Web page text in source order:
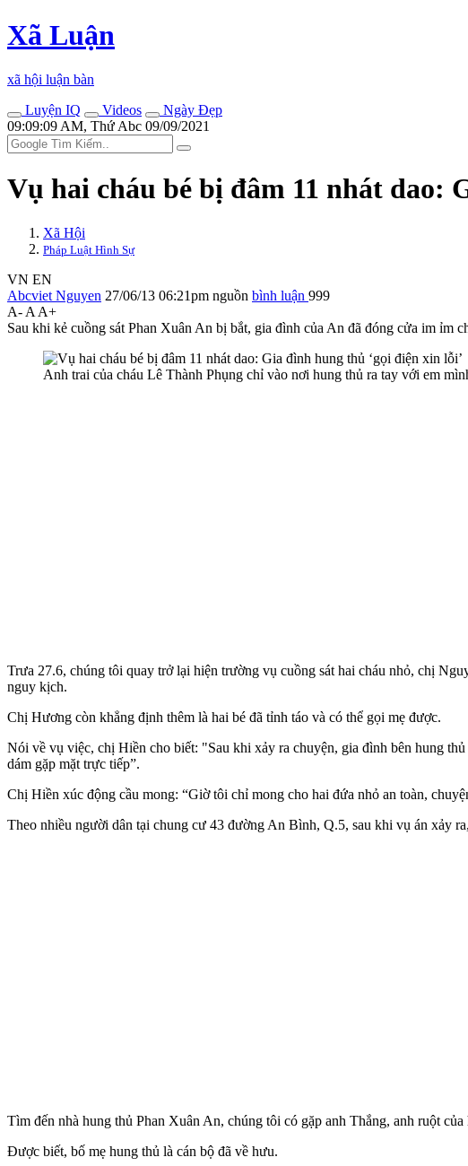
Xã Luận
xã hội luận bàn
Luyện IQ
Videos
Ngày Đẹp
09:09:09 AM, Thứ Abc 09/09/2021
Vụ hai cháu bé bị đâm 11 nhát dao:
Xã Hội
Pháp Luật Hình Sự
VN EN
Abcviet Nguyen 27/06/13 06:21pm nguồn bình luận 999
A- A A+
Sau khi kẻ cuồng sát Phan Xuân An bị bắt, gia đình của An đã đóng cửa im ỉm
Anh trai của cháu Lê Thành Phụng chỉ vào nơi hung thủ ra tay với em
Trưa 27.6, chúng tôi quay trở lại hiện trường vụ cuồng sát hai cháu nhỏ, chị
nguy kịch.
Chị Hương còn khẳng định thêm là hai bé đã tỉnh táo và có thể gọi mẹ được.
Nói về vụ việc, chị Hiền cho biết: "Sau khi xảy ra chuyện, gia đình bên hung
dám gặp mặt trực tiếp”.
Chị Hiền xúc động cầu mong: “Giờ tôi chỉ mong cho hai đứa nhỏ an toàn,
Theo nhiều người dân tại chung cư 43 đường An Bình, Q.5, sau khi vụ án xảy
Tìm đến nhà hung thủ Phan Xuân An, chúng tôi có gặp anh Thắng, anh ruột
Được biết, bố mẹ hung thủ là cán bộ đã về hưu.